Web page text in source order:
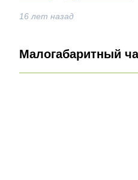
16 лет назад
Малогабаритный